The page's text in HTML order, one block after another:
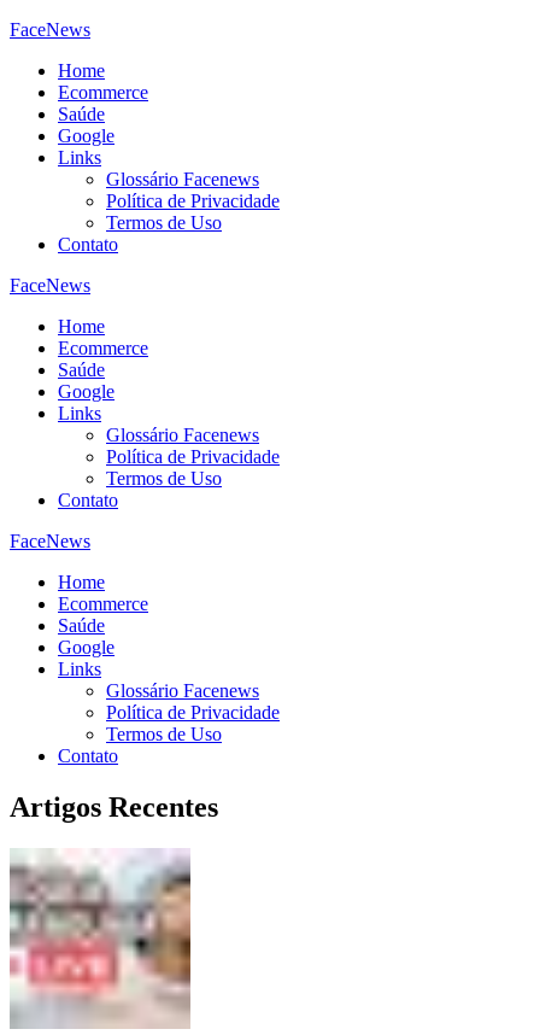
FaceNews
Home
Ecommerce
Saúde
Google
Links
Glossário Facenews
Política de Privacidade
Termos de Uso
Contato
FaceNews
Home
Ecommerce
Saúde
Google
Links
Glossário Facenews
Política de Privacidade
Termos de Uso
Contato
FaceNews
Home
Ecommerce
Saúde
Google
Links
Glossário Facenews
Política de Privacidade
Termos de Uso
Contato
Artigos Recentes